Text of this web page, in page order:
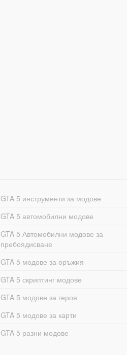
GTA 5 инструменти за модове
GTA 5 автомобилни модове
GTA 5 Автомобилни модове за
пребоядисване
GTA 5 модове за оръжия
GTA 5 скриптинг модове
GTA 5 модове за героя
GTA 5 модове за карти
GTA 5 разни модове